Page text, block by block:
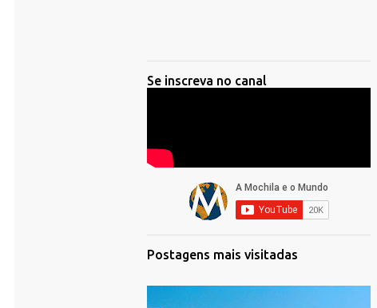
Se inscreva no canal
Postagens mais visitadas